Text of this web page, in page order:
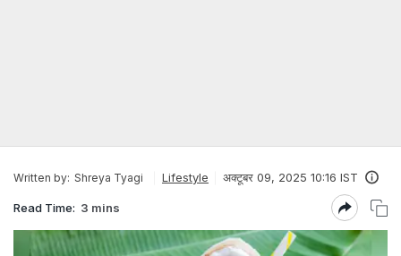
Written by: Shreya Tyagi Lifestyle अक्टूबर 09, 2025 10:16 IST
Read Time: 3 mins